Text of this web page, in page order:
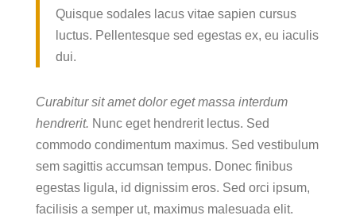
Quisque sodales lacus vitae sapien cursus
luctus. Pellentesque sed egestas ex, eu iaculis
dui.
Curabitur sit amet dolor eget massa interdum
hendrerit. Nunc eget hendrerit lectus. Sed
commodo condimentum maximus. Sed vestibulum
sem sagittis accumsan tempus. Donec finibus
egestas ligula, id dignissim eros. Sed orci ipsum,
facilisis a semper ut, maximus malesuada elit.